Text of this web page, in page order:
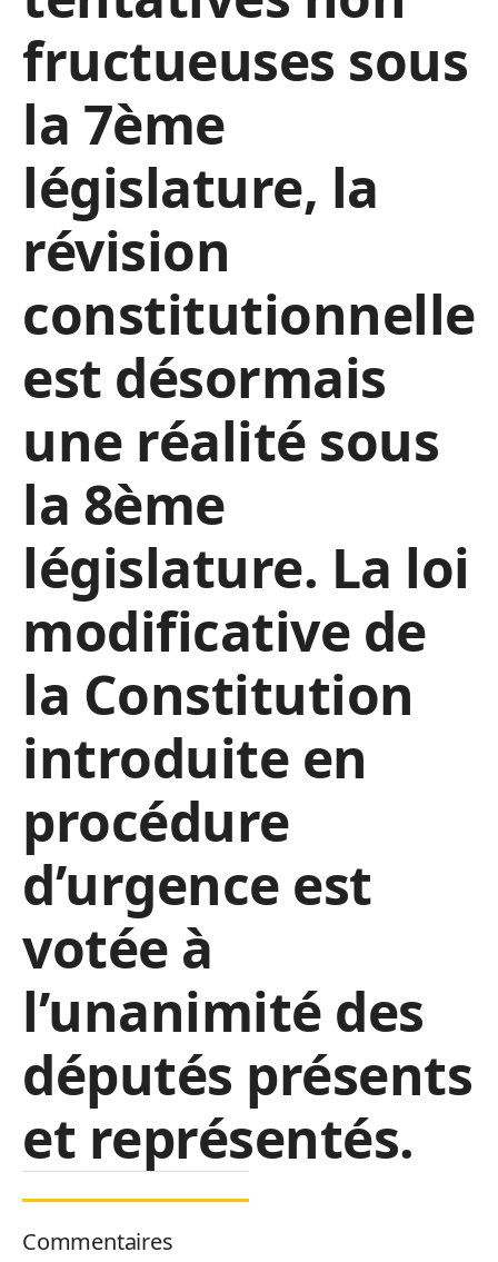
fructueuses sous
la 7ème
législature, la
révision
constitutionnelle
est désormais
une réalité sous
la 8ème
législature. La loi
modificative de
la Constitution
introduite en
procédure
d’urgence est
votée à
l’unanimité des
députés présents
et représentés.
Commentaires